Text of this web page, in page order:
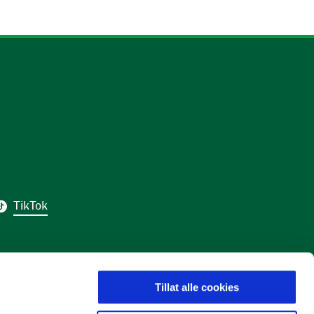
Tillat alle cookies
TikTok